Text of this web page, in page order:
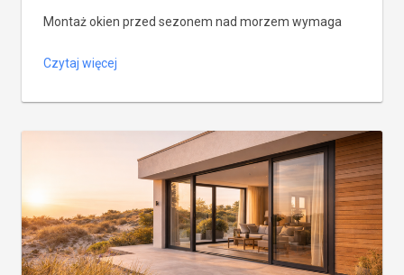
Montaż okien przed sezonem nad morzem wymaga
dodatków, dojazdu ekipy i przygotowania pomieszczeń.
Czytaj więcej